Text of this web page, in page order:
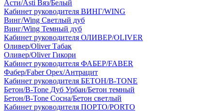
Асти/Asti Вяз/Белый
Кабинет руководителя ВИНГ/WING
Винг/Wing Светлый дуб
Винг/Wing Темный дуб
Кабинет руководителя ОЛИВЕР/OLIVER
Оливер/Oliver Табак
Оливер/Oliver Гикори
Кабинет руководителя ФАБЕР/FABER
Фабер/Faber Орех/Антрацит
Кабинет руководителя БЕТОН/B-TONE
Бетон/B-Tone Дуб Урбан/Бетон темный
Бетон/B-Tone Сосна/Бетон светлый
Кабинет руководителя ПОРТО/PORTO